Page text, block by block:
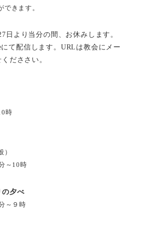
できます。
日より当分の間、お休みします。
て配信します。URLは教会にメー
だささい。
時
）
～10時
の夕べ
～９時